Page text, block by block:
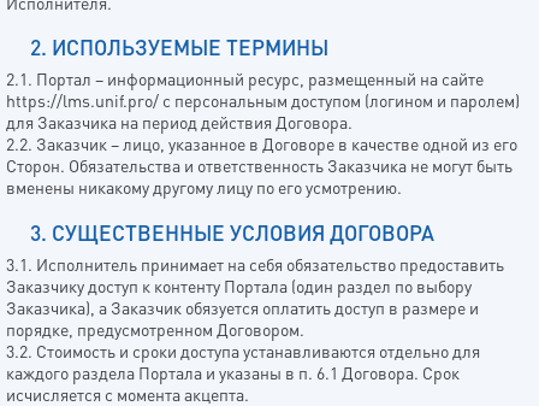
2. ИСПОЛЬЗУЕМЫЕ ТЕРМИНЫ
2.1. Портал – информационный ресурс, размещенный на сайте
https://lms.unif.pro/ с персональным доступом (логином и паролем)
для Заказчика на период действия Договора.
2.2. Заказчик – лицо, указанное в Договоре в качестве одной из его
Сторон. Обязательства и ответственность Заказчика не могут быть
вменены никакому другому лицу по его усмотрению.
3. СУЩЕСТВЕННЫЕ УСЛОВИЯ ДОГОВОРА
3.1. Исполнитель принимает на себя обязательство предоставить
Заказчику доступ к контенту Портала (один раздел по выбору
Заказчика), а Заказчик обязуется оплатить доступ в размере и
порядке, предусмотренном Договором.
3.2. Стоимость и сроки доступа устанавливаются отдельно для
каждого раздела Портала и указаны в п. 6.1 Договора. Срок
исчисляется с момента акцепта.